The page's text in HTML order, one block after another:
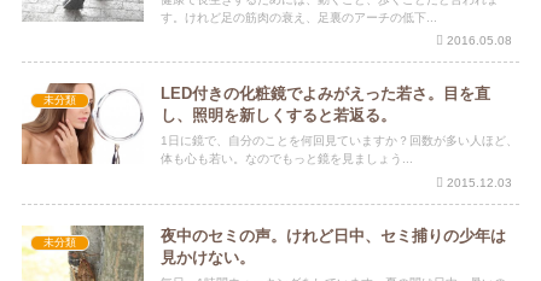
す。けれど足の筋肉の衰え、足裏のアーチの低下...
2016.05.08
未分類
LED付きの化粧鏡でよみがえった若さ。目を直
し、照明を新しくすると若返る。
1日に鏡で、自分のことを何回見ていますか？回数が多い人ほど、
体も心も若い。なのでもっと鏡を見ましょう...
2015.12.03
未分類
夜中のセミの声。けれど日中、セミ捕りの少年は
見かけない。